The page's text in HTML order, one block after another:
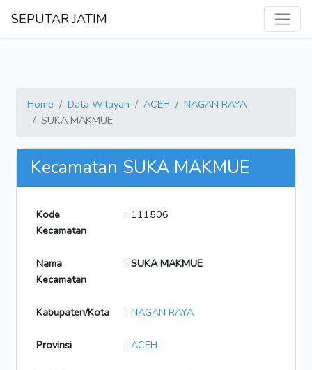
SEPUTAR JATIM
Home Data Wilayah ACEH
NAGAN RAYA
SUKA MAKMUE
Kecamatan SUKA MAKMUE
Kode
Kecamatan
: 111506
Nama
Kecamatan
: SUKA MAKMUE
Kabupaten/Kota : NAGAN RAYA
Provinsi : ACEH